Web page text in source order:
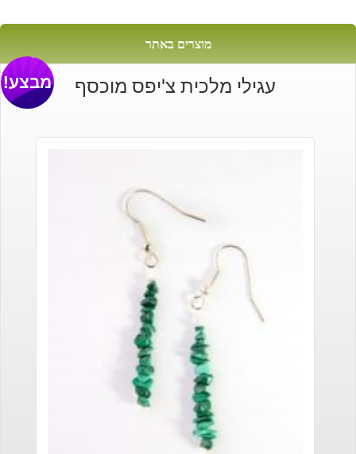
מוצרים באתר
עגילי מלכית צ'יפס מוכסף מבצע!